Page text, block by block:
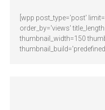
[wpp post_type='post'
order_by='views'
thumbnail_width=150